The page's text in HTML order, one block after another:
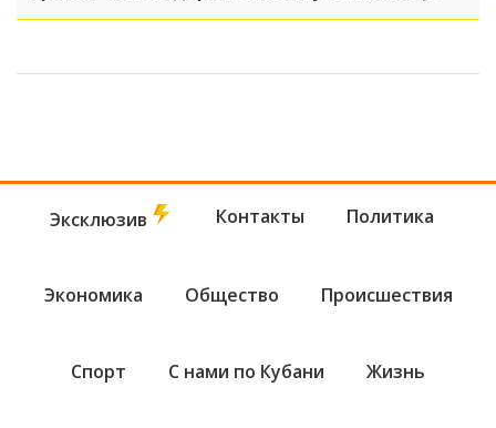
Эксклюзив Контакты Политика
Экономика Общество Происшествия
Спорт С нами по Кубани Жизнь